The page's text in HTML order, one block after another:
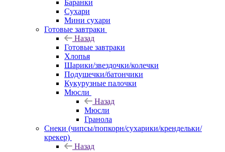
Баранки
Сухари
Мини сухари
Готовые завтраки
Назад
Готовые завтраки
Хлопья
Шарики/звездочки/колечки
Подушечки/батончики
Кукурузные палочки
Мюсли
Назад
Мюсли
Гранола
Снеки (чипсы/попкорн/сухарики/крендельки/
крекер)
Назад